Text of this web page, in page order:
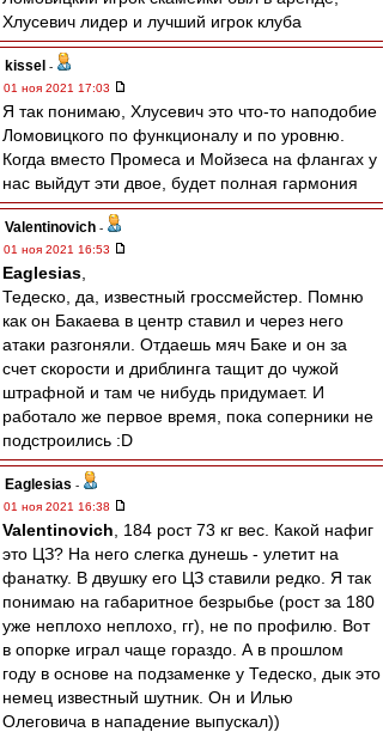
Хлусевич лидер и лучший игрок клуба
kissel -
01 ноя 2021 17:03
Я так понимаю, Хлусевич это что-то наподобие
Ломовицкого по функционалу и по уровню.
Когда вместо Промеса и Мойзеса на флангах у
нас выйдут эти двое, будет полная гармония
Valentinovich -
01 ноя 2021 16:53
Eaglesias
Тедеско, да, известный гроссмейстер. Помню
как он Бакаева в центр ставил и через него
атаки разгоняли. Отдаешь мяч Баке и он за
счет скорости и дриблинга тащит до чужой
штрафной и там че нибудь придумает. И
работало же первое время, пока соперники не
подстроились :D
Eaglesias -
01 ноя 2021 16:38
Valentinovich , 184 рост 73 кг вес. Какой нафиг
это ЦЗ? На него слегка дунешь - улетит на
фанатку. В двушку его ЦЗ ставили редко. Я так
понимаю на габаритное безрыбье (рост за 180
уже неплохо неплохо, гг), не по профилю. Вот
в опорке играл чаще гораздо. А в прошлом
году в основе на подзаменке у Тедеско, дык это
немец известный шутник. Он и Илью
Олеговича в нападение выпускал))